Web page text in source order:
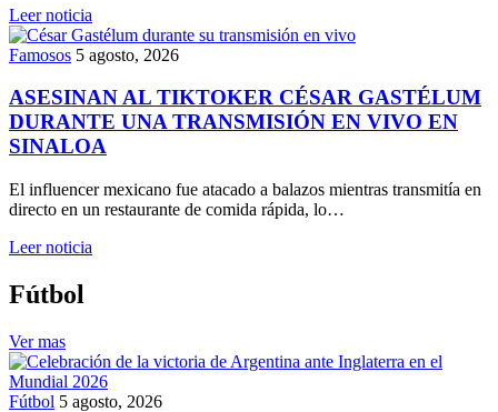
Leer noticia
Famosos 5 agosto, 2026
ASESINAN AL TIKTOKER CÉSAR GASTÉLUM
DURANTE UNA TRANSMISIÓN EN VIVO EN
SINALOA
El influencer mexicano fue atacado a balazos mientras transmitía en
directo en un restaurante de comida rápida, lo…
Leer noticia
Fútbol
Ver mas
Fútbol 5 agosto, 2026